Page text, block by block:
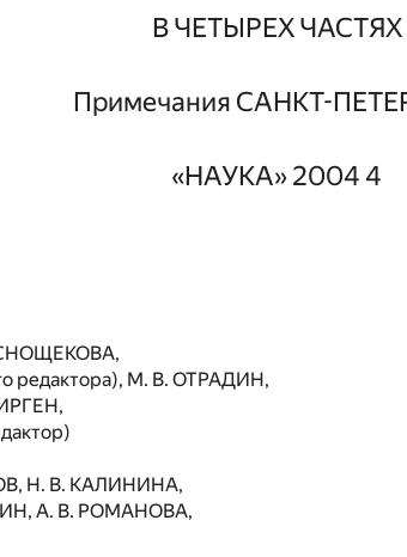
В ЧЕТЫРЕХ ЧАСТЯХ
Примечания САНКТ-
«НАУКА» 2004 4
редактора), М. В. ОТРАДИН,
Н. В. КАЛИНИНА,
А. В. РОМАНОВА,